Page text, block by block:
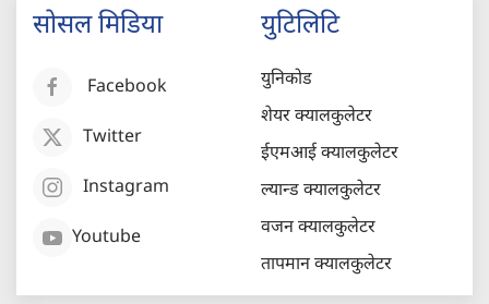
सोसल मिडिया
Facebook
Twitter
Instagram
Youtube
युटिलिटि
युनिकोड
शेयर क्यालकुलेटर
ईएमआई क्यालकुलेटर
ल्यान्ड क्यालकुलेटर
वजन क्यालकुलेटर
तापमान क्यालकुलेटर